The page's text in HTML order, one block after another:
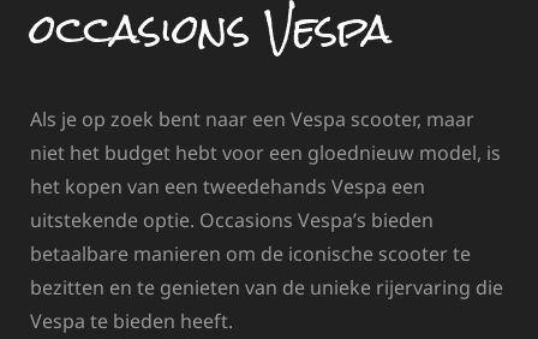
occasions Vespa
Als je op zoek bent naar een Vespa scooter, maar
niet het budget hebt voor een gloednieuw model, is
het kopen van een tweedehands Vespa een
uitstekende optie. Occasions Vespa’s bieden
betaalbare manieren om de iconische scooter te
bezitten en te genieten van de unieke rijervaring die
Vespa te bieden heeft.